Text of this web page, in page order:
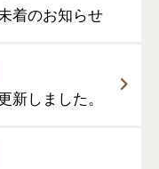
着のお知らせ
しました。